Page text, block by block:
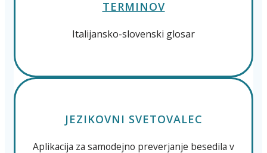
TERMINOV
Italijansko-slovenski glosar
JEZIKOVNI SVETOVALEC
Aplikacija za samodejno preverjanje besedila v